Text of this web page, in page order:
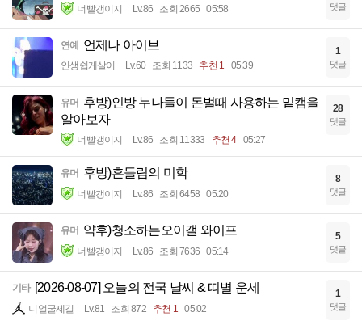
너빨갱이지 Lv.86 조회 2665 05:58 댓글
연예 언제나 아이브
인생쉽게살어 Lv.60 조회 1133 추천 1 05:39
1
댓글
유머 후방)인방 누나들이 돈벌때 사용하는 밑캠을
알아보자
너빨갱이지 Lv.86 조회 11333 추천 4 05:27
28
댓글
유머 후방)흔들림의 미학
너빨갱이지 Lv.86 조회 6458 05:20
8
댓글
유머 약후)청소하는오이갤 와이프
너빨갱이지 Lv.86 조회 7636 05:14
5
댓글
기타 [2026-08-07] 오늘의 전국 날씨 & 띠별 운세
니얼굴제길 Lv.81 조회 872 추천 1 05:02
1
댓글